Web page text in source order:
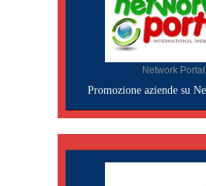
Network Portali
Promozione aziende su